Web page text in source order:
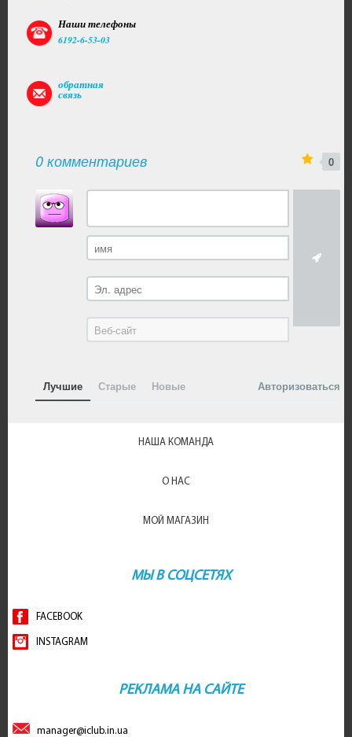
Наши телефоны
6192-6-53-03
обратная
связь
0 комментариев 0
Лучшие Старые Новые Авторизоваться
НАША КОМАНДА
О НАС
МОЙ МАГАЗИН
МЫ В СОЦСЕТЯХ
FACEBOOK
INSTAGRAM
РЕКЛАМА НА САЙТЕ
manager@iclub.in.ua